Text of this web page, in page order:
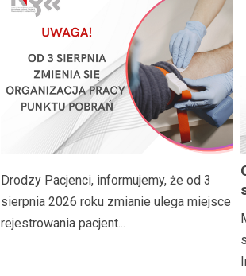
Drodzy Pacjenci, informujemy, że od 3
sierpnia 2026 roku zmianie ulega miejsce
rejestrowania pacjent...